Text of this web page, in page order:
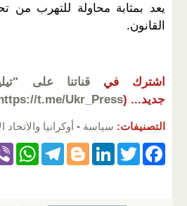
يعد بمثابة محاولة للتهرب من
القانون.
اشترك في قناتنا على
جديد... (
t.me/Ukr_Press
التصنيفات: سياسة - أوكرانيا والاتحاد
F
T
Li
Bl
T